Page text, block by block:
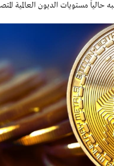
حالياً مستويات الديون العالمية